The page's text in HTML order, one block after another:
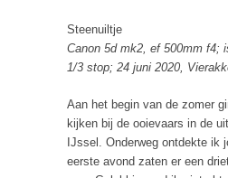
Steenuiltje
Canon 5d mk2, ef 500mm f4;
1/3 stop; 24 juni 2020,
Aan het begin van de zomer
kijken bij de ooievaars in de
IJssel. Onderweg ontdekte ik
eerste avond zaten er een